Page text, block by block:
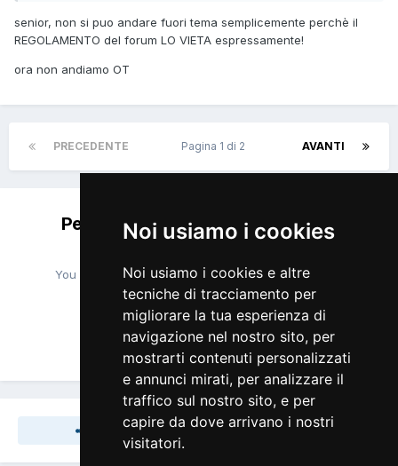
Noi usiamo i cookies
Noi usiamo i cookies e altre
tecniche di tracciamento per
migliorare la tua esperienza di
navigazione nel nostro sito, per
mostrarti contenuti personalizzati
e annunci mirati, per analizzare il
traffico sul nostro sito, e per
capire da dove arrivano i nostri
visitatori.
senior, non si puo andare fuori tema semplicemente perchè il
REGOLAMENTO del forum LO VIETA espressamente!
ora non andiamo OT
PRECEDENTE AVANTI
Pagina 1 di 2
Per favore accedi per lasciare un
commento
You will be able to leave a comment after signing in
Accedi Ora
Seguaci